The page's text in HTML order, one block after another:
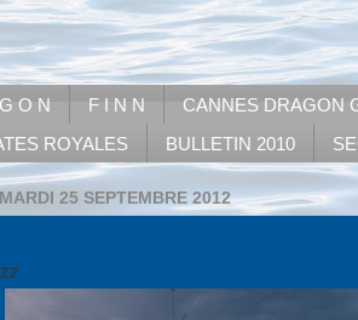
O N F I N N CANNES DRAGON
ROYALES BULLETIN 2010
MARDI 25 SEPTEMBRE 2012
zz